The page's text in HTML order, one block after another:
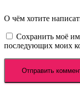
О чём хотите
Сохранить моё
последующих моих